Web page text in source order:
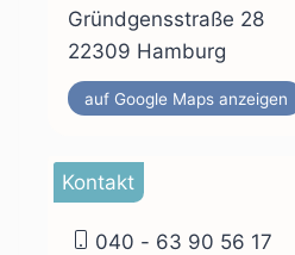
Gründgensstraße 28
22309 Hamburg
auf Google Maps anzeigen
Kontakt
040 - 63 90 56 17